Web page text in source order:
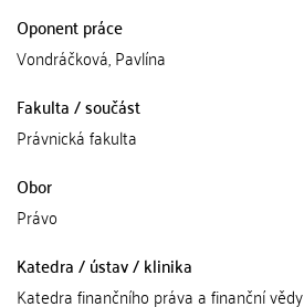
Oponent práce
Vondráčková, Pavlína
Fakulta / součást
Právnická fakulta
Obor
Právo
Katedra / ústav / klinika
Katedra finančního práva a finanční vědy